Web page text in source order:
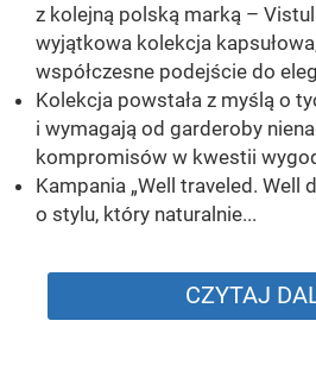
z kolejną polską marką –
wyjątkowa kolekcja
współczesne podejście do
Kolekcja powstała z myślą o
i wymagają od garderoby
kompromisów w kwestii
Kampania „Well traveled. Well
o stylu, który naturalnie...
CZYTAJ